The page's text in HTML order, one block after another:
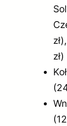
zł)